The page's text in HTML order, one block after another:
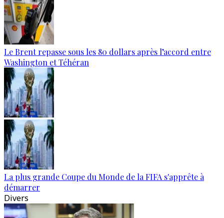
Le Brent repasse sous les 80 dollars après l’accord entre
Washington et Téhéran
La plus grande Coupe du Monde de la FIFA s'apprête à
démarrer
Divers